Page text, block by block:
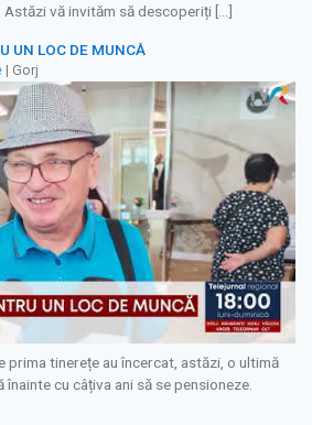
vă invităm să descoperiți […]
UN LOC DE MUNCĂ
| Gorj
prima tinerețe au încercat, astăzi, o ultimă
înainte cu câțiva ani să se pensioneze.